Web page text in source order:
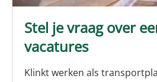
Stel je vraag over
vacatures
Klinkt werken als